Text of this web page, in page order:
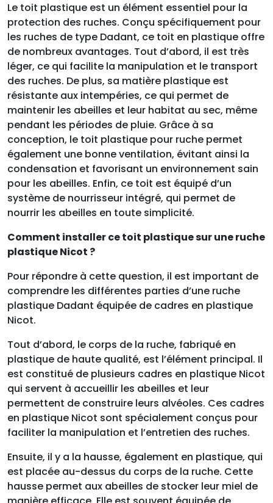
Le toit plastique est un élément essentiel pour la
protection des ruches. Conçu spécifiquement pour
les ruches de type Dadant, ce toit en plastique offre
de nombreux avantages. Tout d’abord, il est très
léger, ce qui facilite la manipulation et le transport
des ruches. De plus, sa matière plastique est
résistante aux intempéries, ce qui permet de
maintenir les abeilles et leur habitat au sec, même
pendant les périodes de pluie. Grâce à sa
conception, le toit plastique pour ruche permet
également une bonne ventilation, évitant ainsi la
condensation et favorisant un environnement sain
pour les abeilles. Enfin, ce toit est équipé d’un
système de nourrisseur intégré, qui permet de
nourrir les abeilles en toute simplicité.
Comment installer ce toit plastique sur une ruche
plastique Nicot ?
Pour répondre à cette question, il est important de
comprendre les différentes parties d’une ruche
plastique Dadant équipée de cadres en plastique
Nicot.
Tout d’abord, le corps de la ruche, fabriqué en
plastique de haute qualité, est l’élément principal. Il
est constitué de plusieurs cadres en plastique Nicot
qui servent à accueillir les abeilles et leur
permettent de construire leurs alvéoles. Ces cadres
en plastique Nicot sont spécialement conçus pour
faciliter la manipulation et l’entretien des ruches.
Ensuite, il y a la hausse, également en plastique, qui
est placée au-dessus du corps de la ruche. Cette
hausse permet aux abeilles de stocker leur miel de